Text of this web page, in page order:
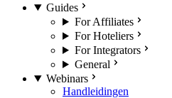
Guides
For Affiliates
For Hoteliers
For Integrators
General
Webinars
Handleidingen